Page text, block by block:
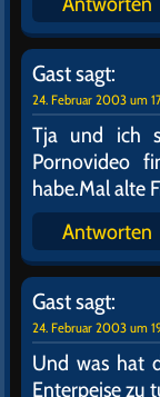
Antworten
Gastsagt:
24. Februar 2003 um
Puh, ich
genauso,
Vielleicht
Wenn der
vielleicht doch
Antworten
Gast sagt: